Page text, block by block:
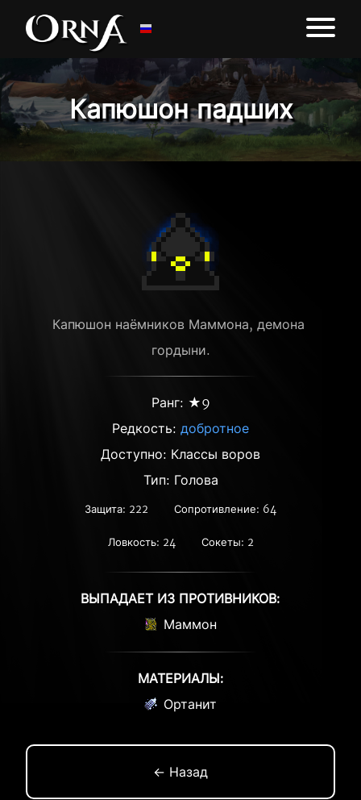
Капюшон падших
Капюшон наёмников Маммона, демона
гордыни.
Ранг: ★9
Редкость: добротное
Доступно: Классы воров
Тип: Голова
Защита: 222 Сопротивление: 64
Ловкость: 24 Сокеты: 2
ВЫПАДАЕТ ИЗ ПРОТИВНИКОВ:
Маммон
МАТЕРИАЛЫ:
Ортанит
← Назад